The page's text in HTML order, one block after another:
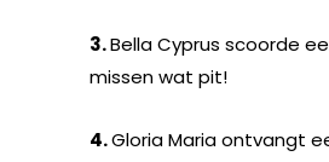
3.Bella Cyprus scoorde
missen wat pit!
4.Gloria Maria ontvangt